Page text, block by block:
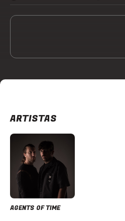
ARTISTAS
AGENTS OF TIME